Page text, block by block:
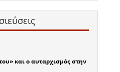
και ο αυταρχισμός στην